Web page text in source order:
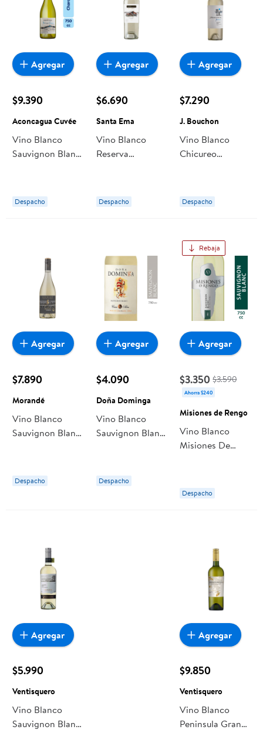
$9.390
Aconcagua Cuvée
Vino Blanco
Sauvignon Blanc
Cuvée 12° Botella
Despacho
Agregar
$6.690
Santa Ema
Vino Blanco
Reserva
Santa Ema
Despacho
Agregar
$7.290
J. Bouchon
Vino Blanco
Chicureo
Bouchon
Despacho
Agregar
$7.890
Morandé
Vino Blanco
Sauvignon Blanc
Morandé
Despacho
Agregar
$4.090
Doña Dominga
Vino Blanco
Sauvignon Blanc
Despacho
Agregar
Rebaja
$3.350 $3.590
Ahorra $240
Misiones de Rengo
Vino Blanco
Misiones De
Botella
Despacho
Agregar
$5.990
Ventisquero
Vino Blanco
Sauvignon Blanc
Agregar
$9.850
Ventisquero
Vino Blanco
Peninsula Gran
Agregar